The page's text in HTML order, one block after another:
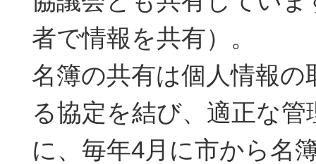
者で情報を共有）。
名簿の共有は個人情報の
る協定を結び、適正な
に、毎年4月に市から名